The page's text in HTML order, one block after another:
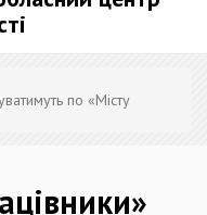
по «Місту